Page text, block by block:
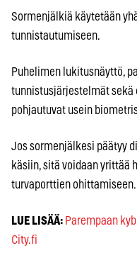
Sormenjälkiä käytetään
tunnistautumiseen.
Puhelimen lukitusnäyttö,
tunnistusjärjestelmät
pohjautuvat usein
Jos sormenjälkesi päätyy
käsiin, sitä voidaan yrittää
turvaporttien ohittamiseen.
LUE LISÄÄ: Parempaan
City.fi